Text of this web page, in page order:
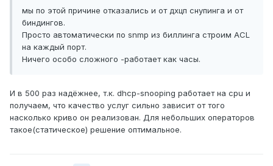
мы по этой причине отказались и от дхцп снупинга и от
биндингов.
Просто автоматически по snmp из биллинга строим ACL
на каждый порт.
Ничего особо сложного -работает как часы.
И в 500 раз надёжнее, т.к. dhcp-snooping работает на cpu и
получаем, что качество услуг сильно зависит от того
насколько криво он реализован. Для небольших операторов
такое(статическое) решение оптимальное.